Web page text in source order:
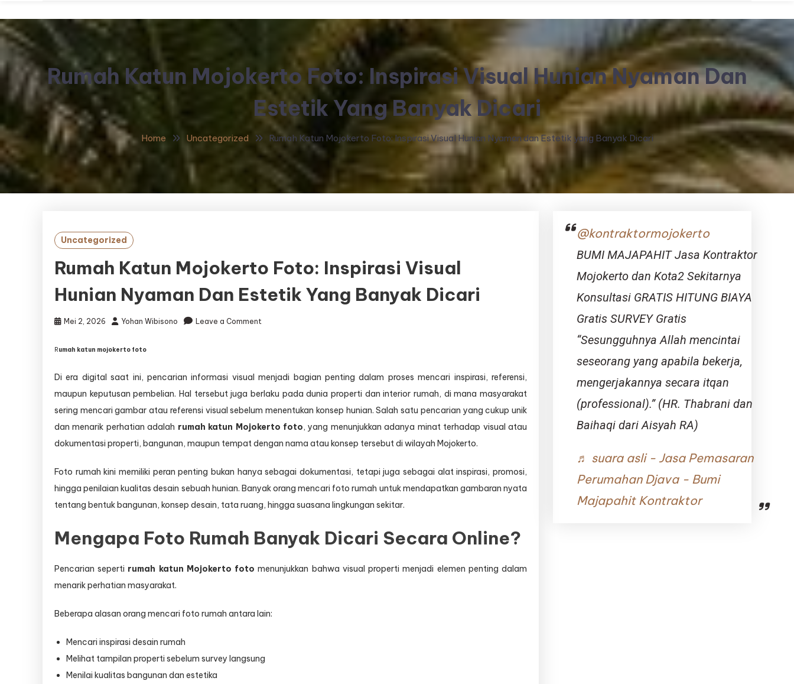
Rumah Katun Mojokerto Foto: Inspirasi Visual Hunian Nyaman Dan
Estetik Yang Banyak Dicari
Home Uncategorized Rumah Katun Mojokerto Foto: Inspirasi Visual Hunian Nyaman dan Estetik yang Banyak Dicari
Uncategorized
Rumah Katun Mojokerto Foto: Inspirasi Visual
Hunian Nyaman Dan Estetik Yang Banyak Dicari
Mei 2, 2026 Yohan Wibisono Leave a Comment
Inspirasi
Visual
dan
Estetik
Banyak
Rumah katun mojokerto foto
Di era digital saat ini, pencarian informasi visual menjadi bagian penting dalam proses mencari inspirasi, referensi,
maupun keputusan pembelian. Hal tersebut juga berlaku pada dunia properti dan interior rumah, di mana masyarakat
sering mencari gambar atau referensi visual sebelum menentukan konsep hunian. Salah satu pencarian yang cukup unik
dan menarik perhatian adalah rumah katun Mojokerto foto, yang menunjukkan adanya minat terhadap visual atau
dokumentasi properti, bangunan, maupun tempat dengan nama atau konsep tersebut di wilayah Mojokerto.
Foto rumah kini memiliki peran penting bukan hanya sebagai dokumentasi, tetapi juga sebagai alat inspirasi, promosi,
hingga penilaian kualitas desain sebuah hunian. Banyak orang mencari foto rumah untuk mendapatkan gambaran nyata
tentang bentuk bangunan, konsep desain, tata ruang, hingga suasana lingkungan sekitar.
Mengapa Foto Rumah Banyak Dicari Secara Online?
Pencarian seperti rumah katun Mojokerto foto menunjukkan bahwa visual properti menjadi elemen penting dalam
menarik perhatian masyarakat.
Beberapa alasan orang mencari foto rumah antara lain:
Mencari inspirasi desain rumah
Melihat tampilan properti sebelum survey langsung
Menilai kualitas bangunan dan estetika
@kontraktormojokerto
BUMI MAJAPAHIT Jasa Kontraktor
Mojokerto dan Kota2 Sekitarnya
Konsultasi GRATIS HITUNG BIAYA
Gratis SURVEY Gratis
“Sesungguhnya Allah mencintai
seseorang yang apabila bekerja,
mengerjakannya secara itqan
(professional).” (HR. Thabrani dan
Baihaqi dari Aisyah RA)
♬ suara asli - Jasa Pemasaran
Perumahan Djava - Bumi
Majapahit Kontraktor